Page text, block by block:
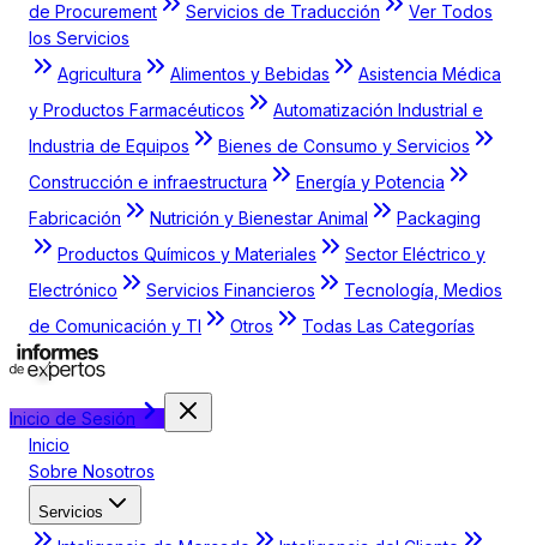
de Procurement
Servicios de Traducción
Ver Todos
los Servicios
Agricultura
Alimentos y Bebidas
Asistencia Médica
y Productos Farmacéuticos
Automatización Industrial e
Industria de Equipos
Bienes de Consumo y Servicios
Construcción e infraestructura
Energía y Potencia
Fabricación
Nutrición y Bienestar Animal
Packaging
Productos Químicos y Materiales
Sector Eléctrico y
Electrónico
Servicios Financieros
Tecnología, Medios
de Comunicación y TI
Otros Todas Las Categorías
Inicio de Sesión
Inicio
Sobre Nosotros
Servicios